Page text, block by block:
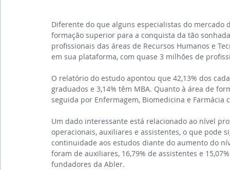
Diferente do que alguns especialistas do
formação superior para a conquista da tão
profissionais das áreas de Recursos Humanos e
em sua plataforma, com quase 3 milhões de
O relatório do estudo apontou que 42,13% dos
graduados e 3,14% têm MBA. Quanto à área de
seguida por Enfermagem, Biomedicina e Farmácia
Um dado interessante está relacionado ao nível
operacionais, auxiliares e assistentes, o que pode
continuidade aos estudos diante do aumento do
foram de auxiliares, 16,79% de assistentes e
fundadores da Abler.